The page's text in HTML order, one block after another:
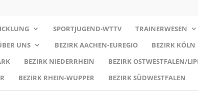
SPORTJUGEND-WTTV TRAINERWESEN
UNS BEZIRK AACHEN-EUREGIO BEZIRK KÖLN
BEZIRK NIEDERRHEIN BEZIRK OSTWESTFALEN/
BEZIRK RHEIN-WUPPER BEZIRK SÜDWESTFALEN